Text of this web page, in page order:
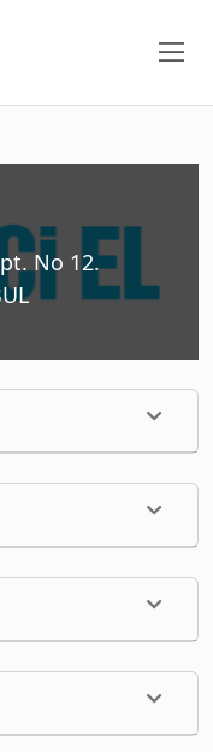
No 12.